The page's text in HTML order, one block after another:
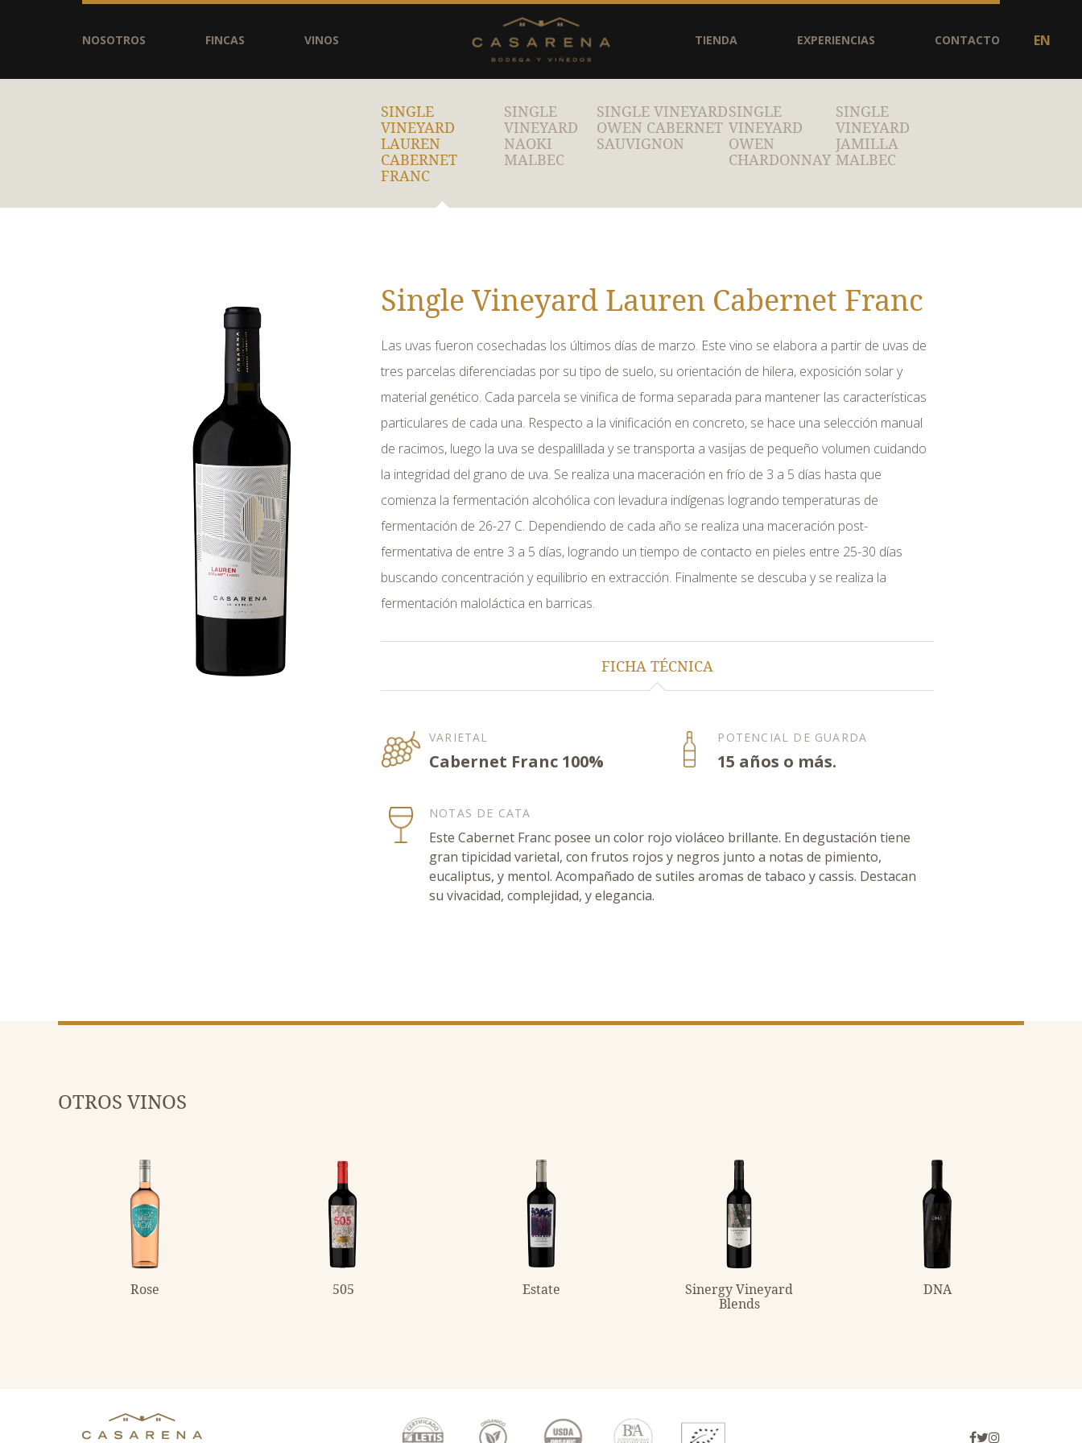
NOSOTROS FINCAS VINOS TIENDA EXPERIENCIAS CONTACTO EN
SINGLE
VINEYARD
LAUREN
CABERNET
FRANC
SINGLE
VINEYARD
NAOKI
MALBEC
SINGLE VINEYARD
OWEN CABERNET
SAUVIGNON
SINGLE
VINEYARD
OWEN
CHARDONNAY
SINGLE
VINEYARD
JAMILLA
MALBEC
Single Vineyard Lauren Cabernet Franc
Las uvas fueron cosechadas los últimos días de marzo. Este vino se elabora a partir de uvas de
tres parcelas diferenciadas por su tipo de suelo, su orientación de hilera, exposición solar y
material genético. Cada parcela se vinifica de forma separada para mantener las características
particulares de cada una. Respecto a la vinificación en concreto, se hace una selección manual
de racimos, luego la uva se despalillada y se transporta a vasijas de pequeño volumen cuidando
la integridad del grano de uva. Se realiza una maceración en frío de 3 a 5 días hasta que
comienza la fermentación alcohólica con levadura indígenas logrando temperaturas de
fermentación de 26-27 C. Dependiendo de cada año se realiza una maceración post-
fermentativa de entre 3 a 5 días, logrando un tiempo de contacto en pieles entre 25-30 días
buscando concentración y equilibrio en extracción. Finalmente se descuba y se realiza la
fermentación maloláctica en barricas.
FICHA TÉCNICA
VARIETAL
Cabernet Franc 100%
POTENCIAL DE GUARDA
15 años o más.
NOTAS DE CATA
Este Cabernet Franc posee un color rojo violáceo brillante. En degustación tiene
gran tipicidad varietal, con frutos rojos y negros junto a notas de pimiento,
eucaliptus, y mentol. Acompañado de sutiles aromas de tabaco y cassis. Destacan
su vivacidad, complejidad, y elegancia.
OTROS VINOS
Rose 505 Estate
Sinergy Vineyard
Blends
DNA